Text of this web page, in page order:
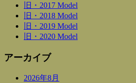
旧・2017 Model
旧・2018 Model
旧・2019 Model
旧・2020 Model
アーカイブ
2026年8月